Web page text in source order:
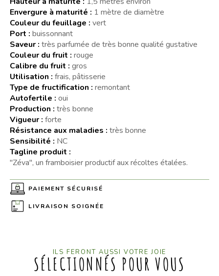
Envergure à maturité : 1 mètre de diamètre
Couleur du feuillage : vert
Port : buissonnant
Saveur : très parfumée de très bonne qualité gustative
Couleur du fruit : rouge
Calibre du fruit : gros
Utilisation : frais, pâtisserie
Type de fructification : remontant
Autofertile : oui
Production : très bonne
Vigueur : forte
Résistance aux maladies : très bonne
Sensibilité : NC
Tagline produit :
"Zéva", un framboisier productif aux récoltes étalées.
PAIEMENT SÉCURISÉ
LIVRAISON SOIGNÉE
ILS FERONT AUSSI VOTRE JOIE
SÉLECTIONNÉS POUR VOUS